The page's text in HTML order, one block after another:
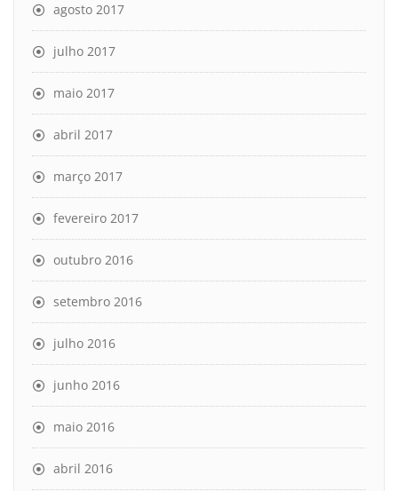
agosto 2017
julho 2017
maio 2017
abril 2017
março 2017
fevereiro 2017
outubro 2016
setembro 2016
julho 2016
junho 2016
maio 2016
abril 2016